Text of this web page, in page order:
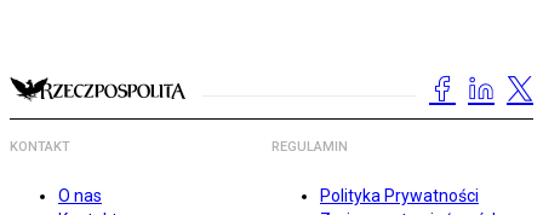
KONTAKT
O nas
REGULAMIN
Polityka Prywatności